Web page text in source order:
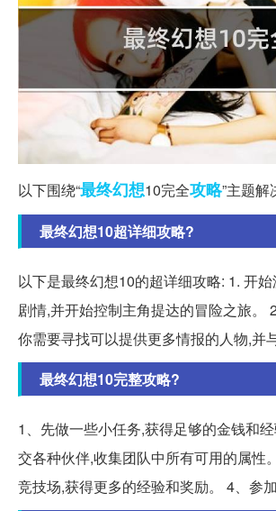
以下围绕“最终幻想10完全攻略”主题
最终幻想10超详细攻略?
以下是最终幻想10的超详细攻略: 1. 开
剧情,并开始控制主角提达的冒险之旅。
你需要寻找可以提供更多情报的人物,并
最终幻想10完整攻略?
1、先做一些小任务,获得足够的金钱和
交各种伙伴,收集团队中所有可用的属性
竞技场,获得更多的经验和奖励。 4、参加